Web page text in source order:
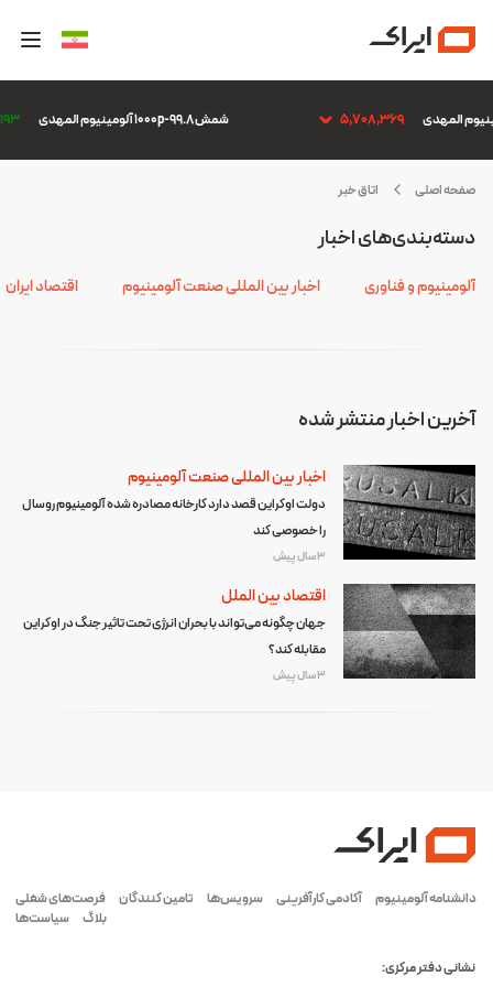
شمش 1000p-99.8 آلومینیوم المهدی 5,708,369
صفحه اصلی اتاق خبر
اوکراین
آخرین اخبار منتشر شده
اخبار بین المللی صنعت آلومینیوم
دولت اوکراین قصد دارد کارخانه مصادره شده آلومینیوم روسال
را خصوصی‌ کند
3 سال پیش
اقتصاد بین الملل
جهان چگونه می‌تواند با بحران انرژی تحت تاثیر جنگ در اوکراین
مقابله کند؟
3 سال پیش
دسته‌بندی‌های اخبار
آلومینیوم و فناوری اخبار بین المللی صنعت آلومینیوم اقتصاد ایران
دانشنامه آلومینیوم آکادمی کارآفرینی سرویس‌ها تامین کنندگان
فرصت‌های شغلی
بلاگ
سیاست‌ها
نشانی دفتر مرکزی: